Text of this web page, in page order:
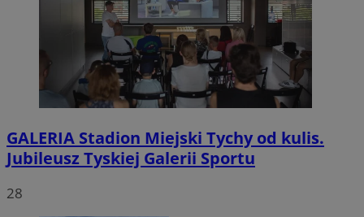
GALERIA Stadion Miejski Tychy od kulis.
Jubileusz Tyskiej Galerii Sportu
28